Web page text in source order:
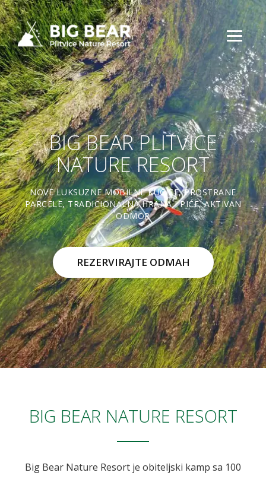
BIG BEAR PLITVICE
NATURE RESORT
NOVE LUKSUZNE MOBILNE KUĆICE, PROSTRANE
PARCELE, TRADICIONALNA HRANA I PIĆE, AKTIVAN
ODMOR
REZERVIRAJTE ODMAH
BIG BEAR NATURE RESORT
Big Bear Nature Resort je obiteljski kamp sa 100